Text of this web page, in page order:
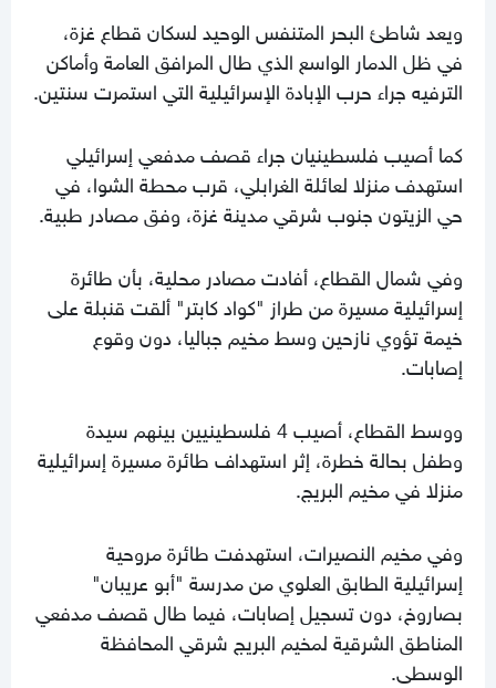
ويعد شاطئ البحر المتنفس الوحيد لسكان قطاع غزة،
في ظل الدمار الواسع الذي طال المرافق العامة وأماكن
الترفيه جراء حرب الإبادة الإسرائيلية التي استمرت سنتين.
كما أصيب فلسطينيان جراء قصف مدفعي إسرائيلي
استهدف منزلا لعائلة الغرابلي، قرب محطة الشوا، في
حي الزيتون جنوب شرقي مدينة غزة، وفق مصادر طبية.
وفي شمال القطاع، أفادت مصادر محلية، بأن طائرة
إسرائيلية مسيرة من طراز "كواد كابتر" ألقت قنبلة على
خيمة تؤوي نازحين وسط مخيم جباليا، دون وقوع
إصابات.
ووسط القطاع، أصيب 4 فلسطينيين بينهم سيدة
وطفل بحالة خطرة، إثر استهداف طائرة مسيرة إسرائيلية
منزلا في مخيم البريج.
وفي مخيم النصيرات، استهدفت طائرة مروحية
إسرائيلية الطابق العلوي من مدرسة "أبو عريبان"
بصاروخ، دون تسجيل إصابات، فيما طال قصف مدفعي
المناطق الشرقية لمخيم البريج شرقي المحافظة
الوسطى.